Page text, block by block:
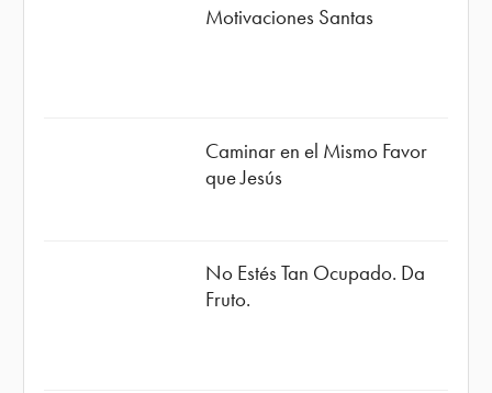
Motivaciones Santas
Caminar en el Mismo Favor
que Jesús
No Estés Tan Ocupado. Da
Fruto.